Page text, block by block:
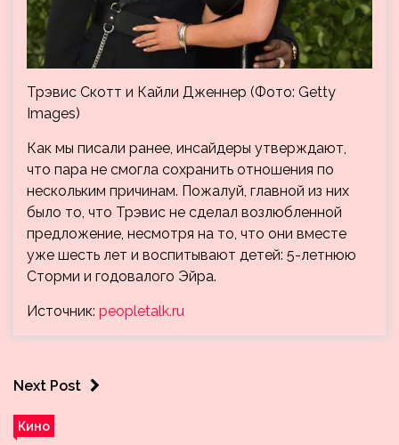
Трэвис Скотт и Кайли Дженнер (Фото: Getty
Images)
Как мы писали ранее, инсайдеры утверждают,
что пара не смогла сохранить отношения по
нескольким причинам. Пожалуй, главной из них
было то, что Трэвис не сделал возлюбленной
предложение, несмотря на то, что они вместе
уже шесть лет и воспитывают детей: 5-летнюю
Сторми и годовалого Эйра.
Источник: peopletalk.ru
Next Post
Кино